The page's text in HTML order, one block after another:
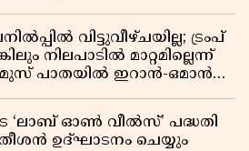
വിട്ടുവീഴ്ചയില്ല; ട്രംപ്
നിലപാടിൽ മാറ്റമില്ലെന്ന്
പാതയിൽ ഇറാൻ-ഒമാൻ
ഓൺ വീൽസ്’ പദ്ധതി
ഉദ്ഘാടനം ചെയ്യും